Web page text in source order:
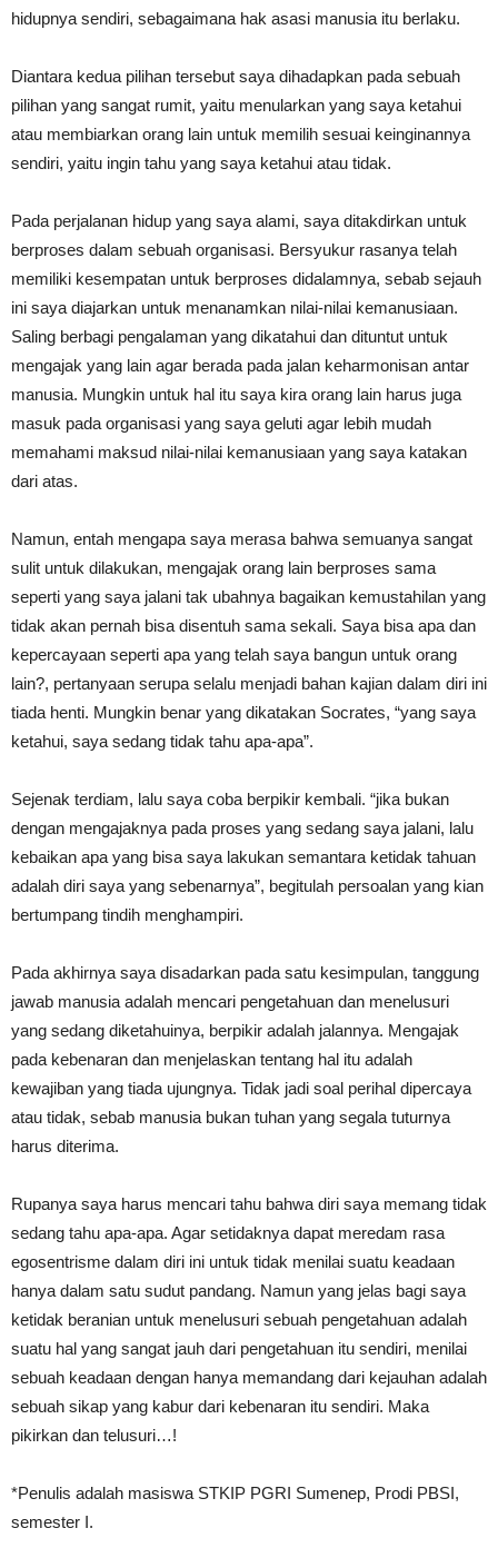
hidupnya sendiri, sebagaimana hak asasi manusia itu berlaku.
Diantara kedua pilihan tersebut saya dihadapkan pada sebuah
pilihan yang sangat rumit, yaitu menularkan yang saya ketahui
atau membiarkan orang lain untuk memilih sesuai keinginannya
sendiri, yaitu ingin tahu yang saya ketahui atau tidak.
Pada perjalanan hidup yang saya alami, saya ditakdirkan untuk
berproses dalam sebuah organisasi. Bersyukur rasanya telah
memiliki kesempatan untuk berproses didalamnya, sebab sejauh
ini saya diajarkan untuk menanamkan nilai-nilai kemanusiaan.
Saling berbagi pengalaman yang dikatahui dan dituntut untuk
mengajak yang lain agar berada pada jalan keharmonisan antar
manusia. Mungkin untuk hal itu saya kira orang lain harus juga
masuk pada organisasi yang saya geluti agar lebih mudah
memahami maksud nilai-nilai kemanusiaan yang saya katakan
dari atas.
Namun, entah mengapa saya merasa bahwa semuanya sangat
sulit untuk dilakukan, mengajak orang lain berproses sama
seperti yang saya jalani tak ubahnya bagaikan kemustahilan yang
tidak akan pernah bisa disentuh sama sekali. Saya bisa apa dan
kepercayaan seperti apa yang telah saya bangun untuk orang
lain?, pertanyaan serupa selalu menjadi bahan kajian dalam diri ini
tiada henti. Mungkin benar yang dikatakan Socrates, “yang saya
ketahui, saya sedang tidak tahu apa-apa”.
Sejenak terdiam, lalu saya coba berpikir kembali. “jika bukan
dengan mengajaknya pada proses yang sedang saya jalani, lalu
kebaikan apa yang bisa saya lakukan semantara ketidak tahuan
adalah diri saya yang sebenarnya”, begitulah persoalan yang kian
bertumpang tindih menghampiri.
Pada akhirnya saya disadarkan pada satu kesimpulan, tanggung
jawab manusia adalah mencari pengetahuan dan menelusuri
yang sedang diketahuinya, berpikir adalah jalannya. Mengajak
pada kebenaran dan menjelaskan tentang hal itu adalah
kewajiban yang tiada ujungnya. Tidak jadi soal perihal dipercaya
atau tidak, sebab manusia bukan tuhan yang segala tuturnya
harus diterima.
Rupanya saya harus mencari tahu bahwa diri saya memang tidak
sedang tahu apa-apa. Agar setidaknya dapat meredam rasa
egosentrisme dalam diri ini untuk tidak menilai suatu keadaan
hanya dalam satu sudut pandang. Namun yang jelas bagi saya
ketidak beranian untuk menelusuri sebuah pengetahuan adalah
suatu hal yang sangat jauh dari pengetahuan itu sendiri, menilai
sebuah keadaan dengan hanya memandang dari kejauhan adalah
sebuah sikap yang kabur dari kebenaran itu sendiri. Maka
pikirkan dan telusuri…!
*Penulis adalah masiswa STKIP PGRI Sumenep, Prodi PBSI,
semester I.